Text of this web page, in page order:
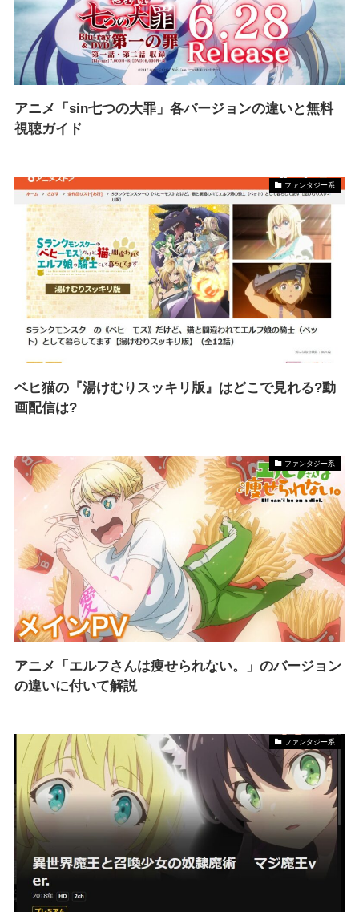
アニメ「sin七つの大罪」各バージョンの違いと無料
視聴ガイド
ファンタジー系
ベヒ猫の『湯けむりスッキリ版』はどこで見れる?動
画配信は?
ファンタジー系
アニメ「エルフさんは痩せられない。」のバージョン
の違いに付いて解説
ファンタジー系